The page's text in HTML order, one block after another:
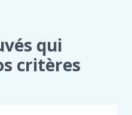
qui
critères